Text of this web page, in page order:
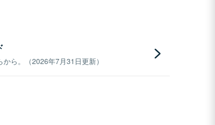
ら。（2026年7月31日更新）